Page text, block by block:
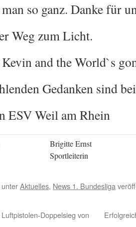
so ganz. Danke für
Weg zum Licht.
Kevin and the World`s
Gedanken sind
ESV Weil am Rhein
Brigitte Ernst
Sportleiterin
Aktuelles, News 1. Bundesliga
Doppelsieg von